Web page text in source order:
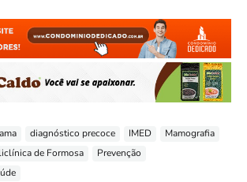
diagnóstico precoce IMED
Mamografia
de Formosa
Prevenção